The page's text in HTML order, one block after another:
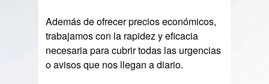
Además de ofrecer precios económicos,
trabajamos con la rapidez y eficacia
necesaria para cubrir todas las urgencias
o avisos que nos llegan a diario.